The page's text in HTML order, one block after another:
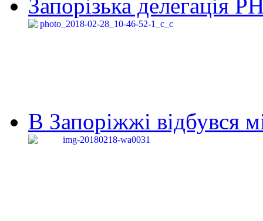
Запорізька делегація
В Запоріжжі відбувся